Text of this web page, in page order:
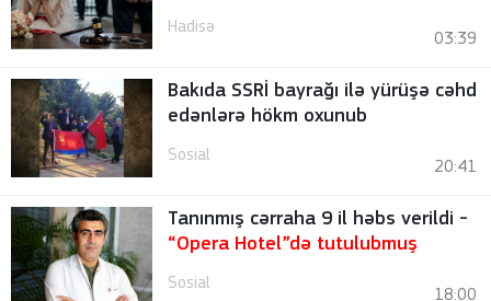
Hadisə
03:39
Bakıda SSRİ bayrağı ilə yürüşə cəhd
edənlərə hökm oxunub
Sosial
20:41
Tanınmış cərraha 9 il həbs verildi -
“Opera Hotel”də tutulubmuş
Sosial
18:00